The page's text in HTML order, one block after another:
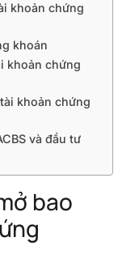
khoản chứng
khoán
khoản chứng
khoản chứng
và đầu tư
bao